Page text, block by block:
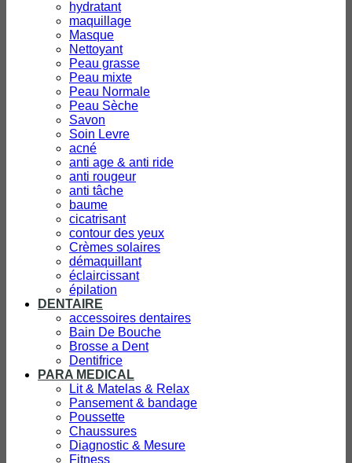
hydratant
maquillage
Masque
Nettoyant
Peau grasse
Peau mixte
Peau Normale
Peau Sèche
Savon
Soin Levre
acné
anti age & anti ride
anti rougeur
anti tâche
baume
cicatrisant
contour des yeux
Crèmes solaires
démaquillant
éclaircissant
épilation
DENTAIRE
accessoires dentaires
Bain De Bouche
Brosse a Dent
Dentifrice
PARA MEDICAL
Lit & Matelas & Relax
Pansement & bandage
Poussette
Chaussures
Diagnostic & Mesure
Fitness